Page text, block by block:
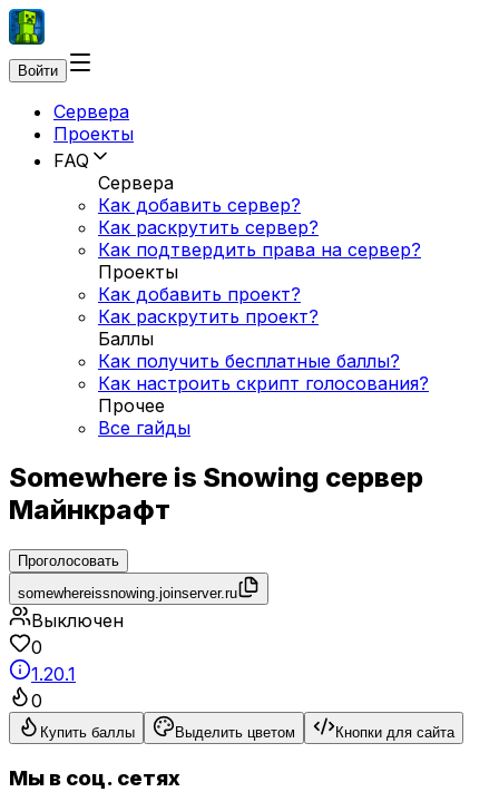
Войти
Сервера
Проекты
FAQ
Сервера
Как добавить сервер?
Как раскрутить сервер?
Как подтвердить права на сервер?
Проекты
Как добавить проект?
Как раскрутить проект?
Баллы
Как получить бесплатные баллы?
Как настроить скрипт голосования?
Прочее
Все гайды
Somewhere is Snowing сервер
Майнкрафт
Проголосовать
somewhereissnowing.joinserver.ru
Выключен
0
1.20.1
0
Купить баллы Выделить цветом Кнопки для сайта
Мы в соц. сетях